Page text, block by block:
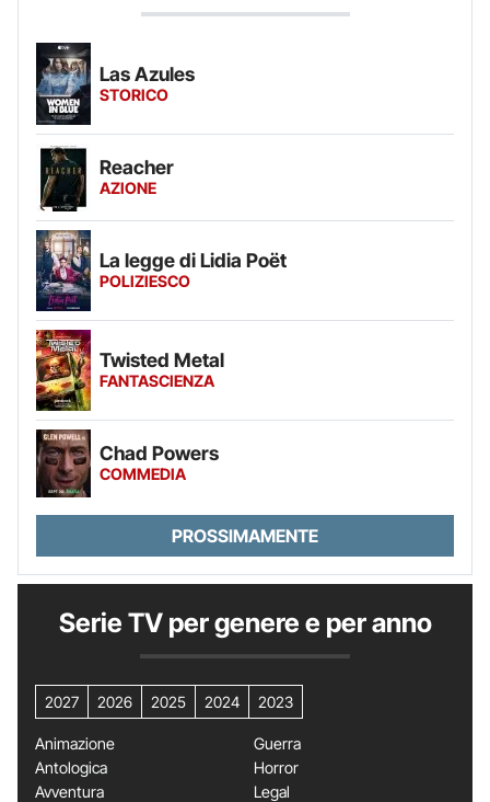
Las Azules
STORICO
Reacher
AZIONE
La legge di Lidia Poët
POLIZIESCO
Twisted Metal
FANTASCIENZA
Chad Powers
COMMEDIA
PROSSIMAMENTE
Serie TV per genere e per anno
2027 2026 2025 2024 2023
Animazione
Antologica
Avventura
Guerra
Horror
Legal